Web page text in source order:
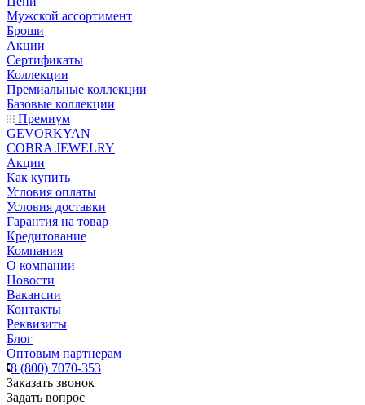
Мужской ассортимент
Броши
Акции
Сертификаты
Коллекции
Премиальные коллекции
Базовые коллекции
Премиум
GEVORKYAN
COBRA JEWELRY
Акции
Как купить
Условия оплаты
Условия доставки
Гарантия на товар
Кредитование
Компания
О компании
Новости
Вакансии
Контакты
Реквизиты
Блог
Оптовым партнерам
8 (800) 7070-353
Заказать звонок
Задать вопрос